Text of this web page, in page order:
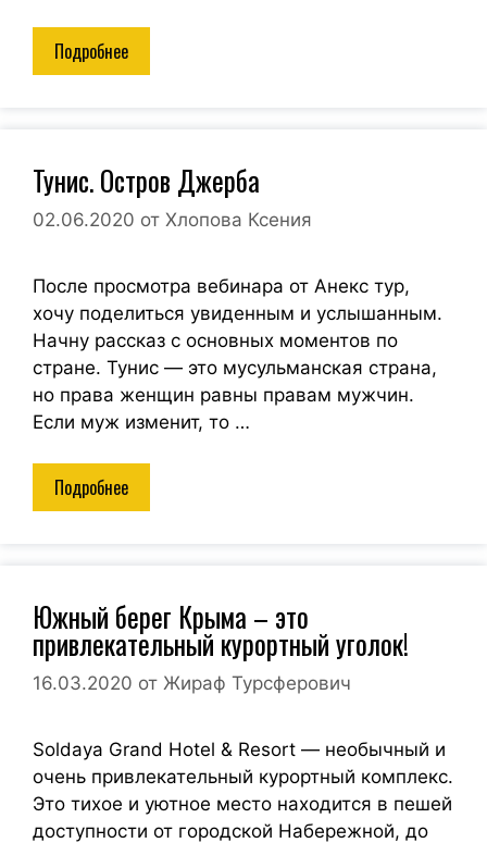
Подробнее
Тунис. Остров Джерба
02.06.2020 от Хлопова Ксения
После просмотра вебинара от Анекс тур,
хочу поделиться увиденным и услышанным.
Начну рассказ с основных моментов по
стране. Тунис — это мусульманская страна,
но права женщин равны правам мужчин.
Если муж изменит, то …
Подробнее
Южный берег Крыма – это
привлекательный курортный уголок!
16.03.2020 от Жираф Турсферович
Soldaya Grand Hotel & Resort — необычный и
очень привлекательный курортный комплекс.
Это тихое и уютное место находится в пешей
доступности от городской Набережной, до